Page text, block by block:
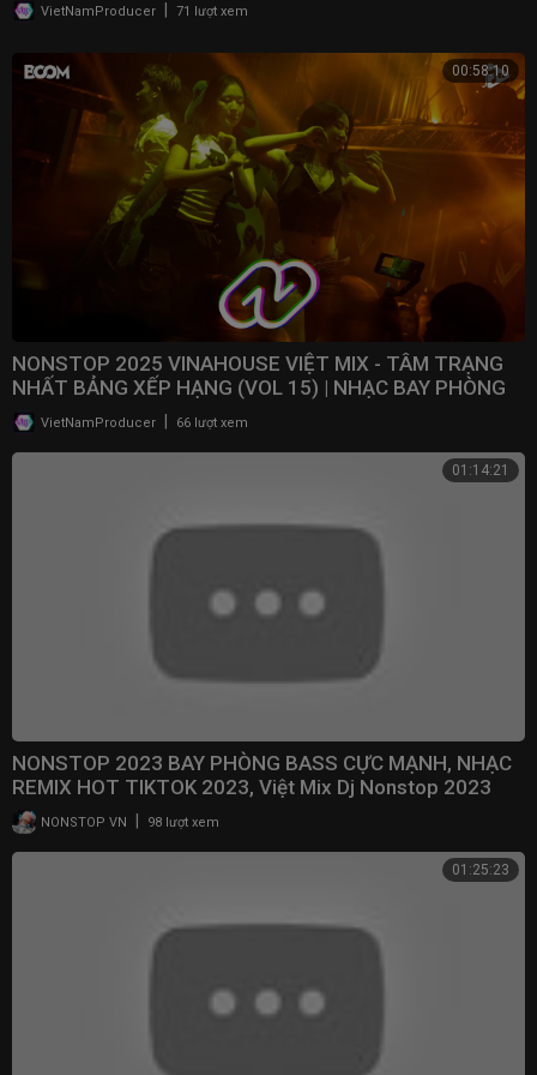
VietNamProducer 71 lượt xem
00:58:10
NONSTOP 2025 VINAHOUSE VIỆT MIX - TÂM TRẠNG
NHẤT BẢNG XẾP HẠNG (VOL 15) | NHẠC BAY PHÒNG
2025VietNamProducer 66 lượt xem
01:14:21
NONSTOP 2023 BAY PHÒNG BASS CỰC MẠNH, NHẠC
REMIX HOT TIKTOK 2023, Việt Mix Dj Nonstop 2023
Vinahouse
NONSTOP VN 98 lượt xem
01:25:23